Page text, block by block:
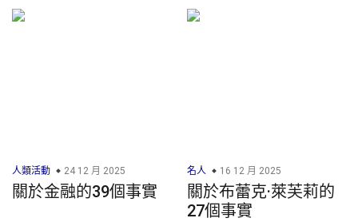
人類活動 24 12 月 2025
關於金融的39個事實
名人 16 12 月 2025
關於布蕾克·萊芙莉的
27個事實